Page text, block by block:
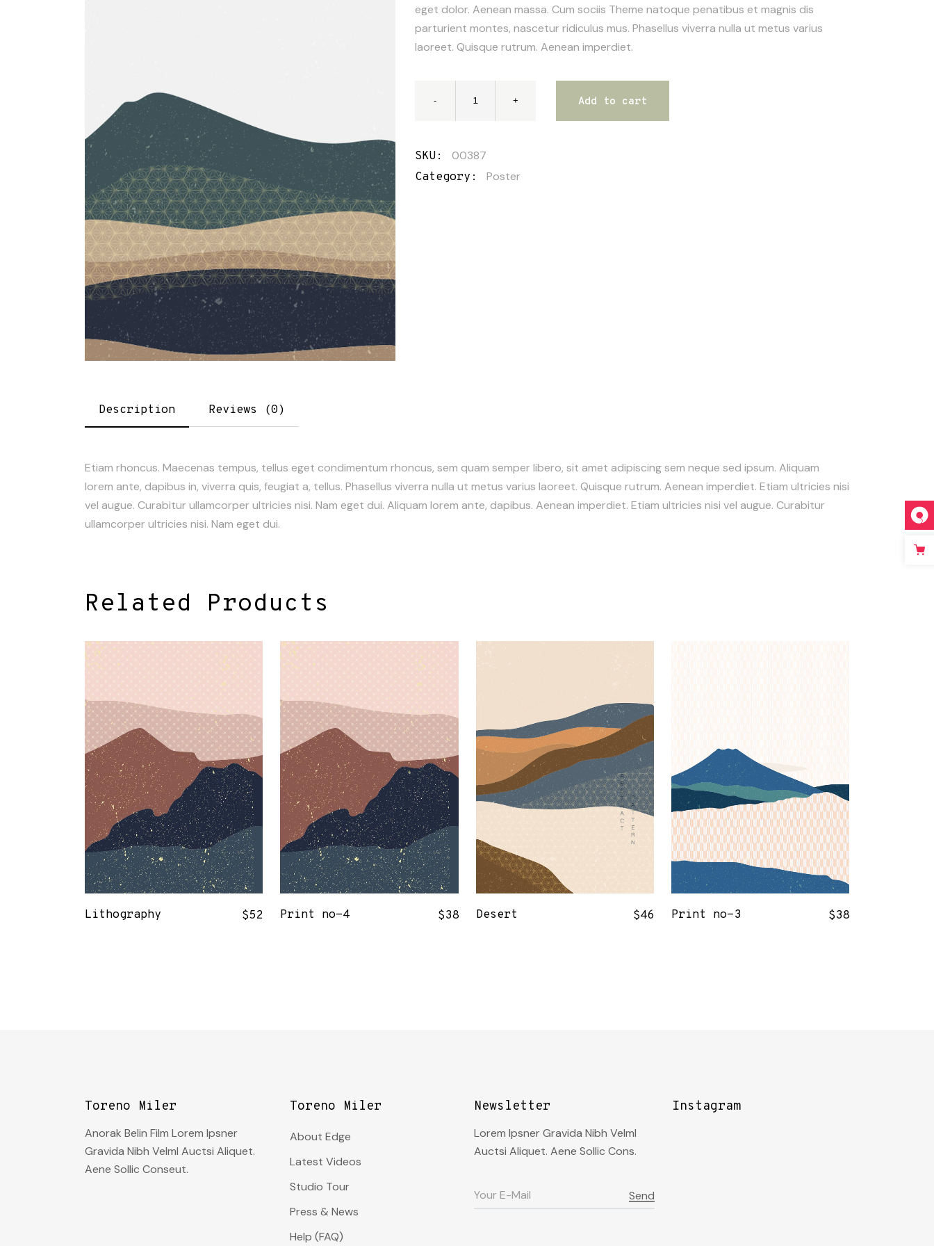
eget dolor. Aenean massa. Cum sociis Theme natoque penatibus et magnis dis
parturient montes, nascetur ridiculus mus. Phasellus viverra nulla ut metus varius
laoreet. Quisque rutrum. Aenean imperdiet.
Add to cart
SKU: 00387
Category: Poster
Description Reviews (0)
Etiam rhoncus. Maecenas tempus, tellus eget condimentum rhoncus, sem quam semper libero, sit amet adipiscing sem neque sed ipsum. Aliquam
lorem ante, dapibus in, viverra quis, feugiat a, tellus. Phasellus viverra nulla ut metus varius laoreet. Quisque rutrum. Aenean imperdiet. Etiam ultricies nisi
vel augue. Curabitur ullamcorper ultricies nisi. Nam eget dui. Aliquam lorem ante, dapibus. Aenean imperdiet. Etiam ultricies nisi vel augue. Curabitur
ullamcorper ultricies nisi. Nam eget dui.
Related Products
Lithography $52 Print no-4 $38 Desert $46 Print no-3 $38
Toreno Miler
Anorak Belin Film Lorem Ipsner
Gravida Nibh Velml Auctsi Aliquet.
Aene Sollic Conseut.
Toreno Miler
About Edge
Latest Videos
Studio Tour
Press & News
Help (FAQ)
Newsletter
Lorem Ipsner Gravida Nibh Velml
Auctsi Aliquet. Aene Sollic Cons.
Instagram